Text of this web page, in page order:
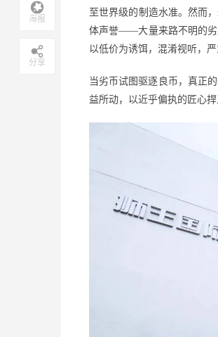
至世界级的制造水准。然而
体声誉——大量来路不明的劣
以低价为诱饵，混淆视听，
当劣币试图驱逐良币，真正
益所动，以近乎偏执的匠心捍
海报
分享